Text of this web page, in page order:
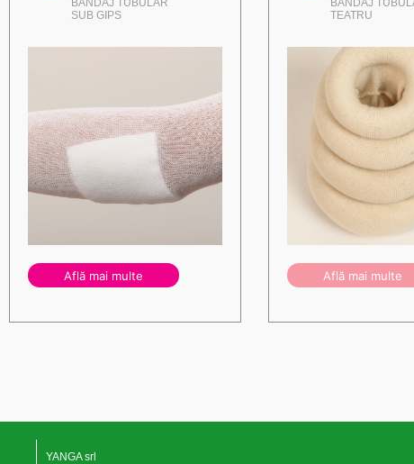
SUB GIPS
Află mai multe
TEATRU
Află mai multe
YANGA srl